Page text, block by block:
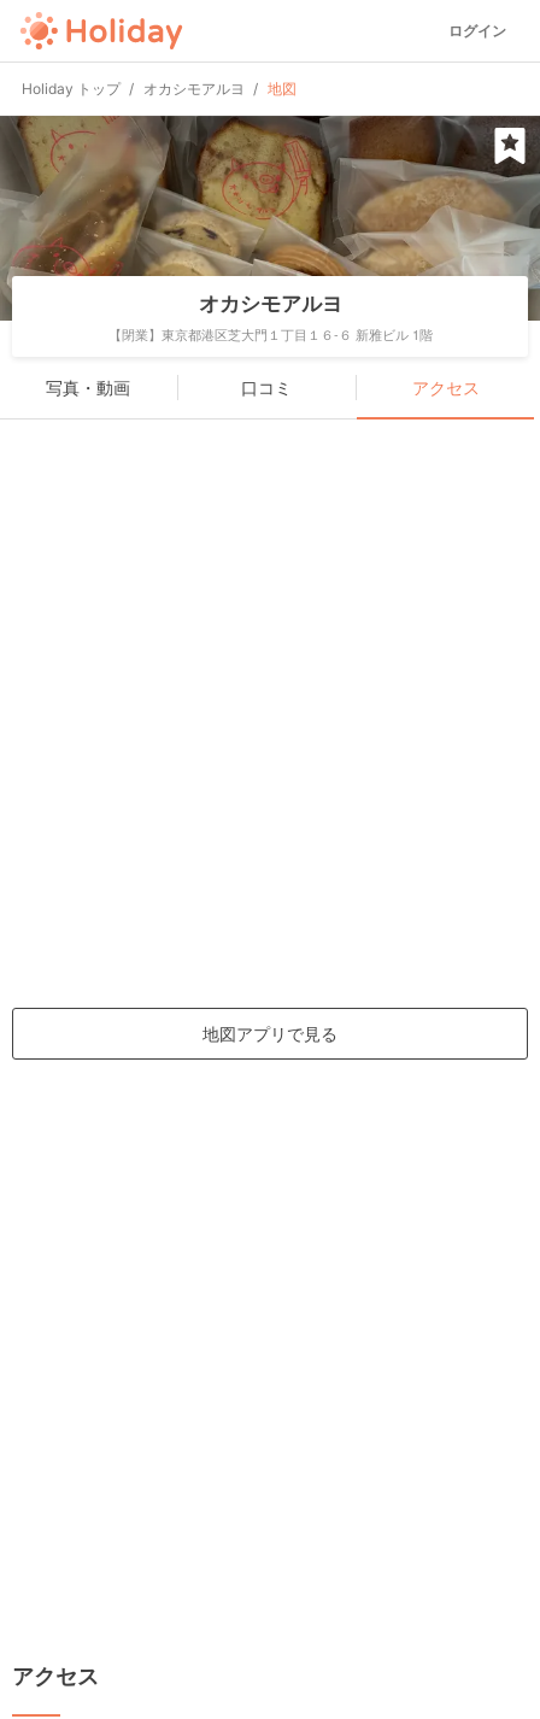
ログイン
Holiday トップ オカシモアルヨ 地図
オカシモアルヨ
【閉業】東京都港区芝大門１丁目１６-６ 新雅ビル 1階
写真・動画 口コミ アクセス
地図アプリで見る
アクセス